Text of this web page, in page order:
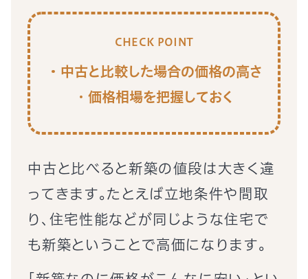
CHECK POINT
中古と比較した場合の価格の高さ
価格相場を把握しておく
中古と比べると新築の値段は大きく違
ってきます。たとえば立地条件や間取
り、住宅性能などが同じような住宅で
も新築ということで高価になります。